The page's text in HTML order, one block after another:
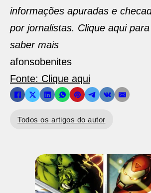
informações apuradas e
por jornalistas. Clique aqui para
saber mais
afonsobenites
Fonte: Clique aqui
Todos os artigos do autor